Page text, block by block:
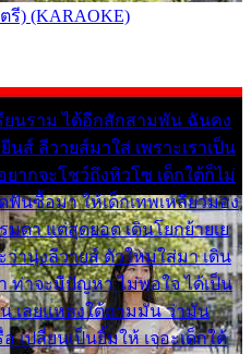
รี) (KARAOKE)
ยนราม ได้อีกสักสามพัน ฉันคง
นส์ ลีวายส์มาใส่ เพราะเราเป็น
ยากจะโชว์ถึงหิวโซ เด็กใต้ก็ไม่
นซื้อมา ให้เด็กเทพเหลียวมอง
มดา แต่สุดยอด เดินโยกย้ายเย
ว่านุ่งลีวายส์ ตัวใหม่ใส่มา เดิน
ท่าจะมีปัญหา ไม่พอใจ ได้เป็น
เลยแหลงใต้ถามมัน ว่ามัน
เปลี่ยนเป็นยิ้มให้ เจอะเด็กใต้